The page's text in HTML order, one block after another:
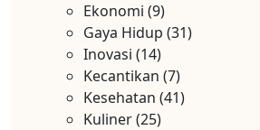
Ekonomi (9)
Gaya Hidup (31)
Inovasi (14)
Kecantikan (7)
Kesehatan (41)
Kuliner(25)